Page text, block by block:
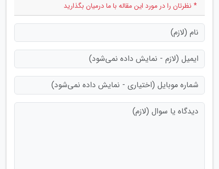
* نظرتان را در مورد این مقاله با ما درمیان بگذارید